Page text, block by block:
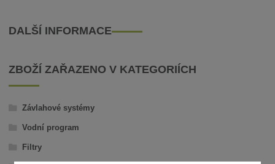
DALŠÍ INFORMACE
ZBOŽÍ ZAŘAZENO V KATEGORIÍCH
Závlahové systémy
Vodní program
Filtry